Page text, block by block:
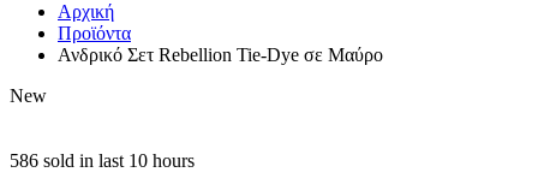
Αρχική
Προϊόντα
Ανδρικό Σετ Rebellion Tie-Dye σε Μαύρο
New
586 sold in last 10 hours